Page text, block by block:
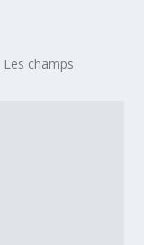
Les champs